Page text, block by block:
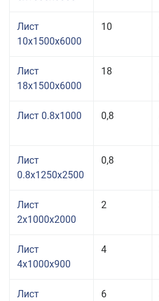
Лист
10x1500x6000
10
Лист
18x1500x6000
18
Лист 0.8x1000 0,8
Лист
0.8x1250x2500
0,8
Лист
2x1000x2000
2
Лист
4x1000x900
4
Лист 6